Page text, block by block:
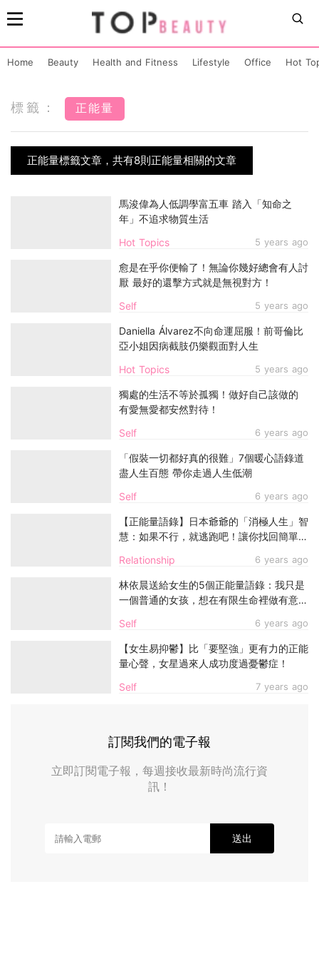
Home Beauty Health and Fitness Lifestyle Office Hot
標籤： 正能量
正能量標籤文章，共有8則正能量相關的文章
Hot Topics 5 years ago
馬浚偉為人低調學富五車 踏入「知命之
年」不追求物質生活
Self 5 years ago
愈是在乎你便輸了！無論你幾好總會有人討
厭 最好的還擊方式就是無視對方！
Hot Topics 5 years ago
Daniella Álvarez不向命運屈服！前哥倫比
亞小姐因病截肢仍樂觀面對人生
Self 6 years ago
獨處的生活不等於孤獨！做好自己該做的
有愛無愛都安然對待！
Self 6 years ago
「假裝一切都好真的很難」7個暖心語錄道
盡人生百態 帶你走過人生低潮
Relationship 6 years ago
【正能量語錄】日本爺爺的「消極人生」智
慧：如果不行，就逃跑吧！讓你找回簡單快
Self 6 years ago
林依晨送給女生的5個正能量語錄：我只是
一個普通的女孩，想在有限生命裡做有意義
Self 7 years ago
【女生易抑鬱】比「要堅強」更有力的正能
量心聲，女星過來人成功度過憂鬱症！
訂閱我們的電子報
立即訂閱電子報，每週接收最新時尚流行資
訊！
送出